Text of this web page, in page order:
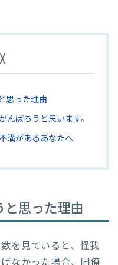
思った理由
んばろうと思います。
満があるあなたへ
思った理由
を見ていると、怪我